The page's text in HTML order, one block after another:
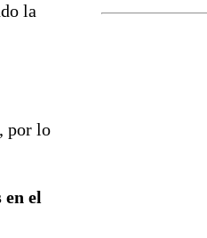
la
, por lo
en el